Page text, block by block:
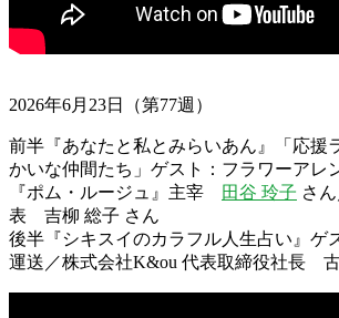
2026年6月23日（第77週）
前半『あなたと私とみらいあん』「応援
かいな仲間たち」ゲスト：フラワーアレ
『ポム・ルージュ』主宰
田谷 玲子 さ
表 吉柳 総子 さん
後半『シキスイのカラフル人生占い』ゲ
運送／株式会社K&ou 代表取締役社長